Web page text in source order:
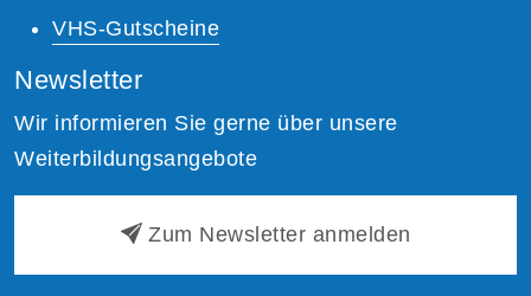
VHS-Gutscheine
Newsletter
Wir informieren Sie gerne über unsere
Weiterbildungsangebote
Zum Newsletter anmelden